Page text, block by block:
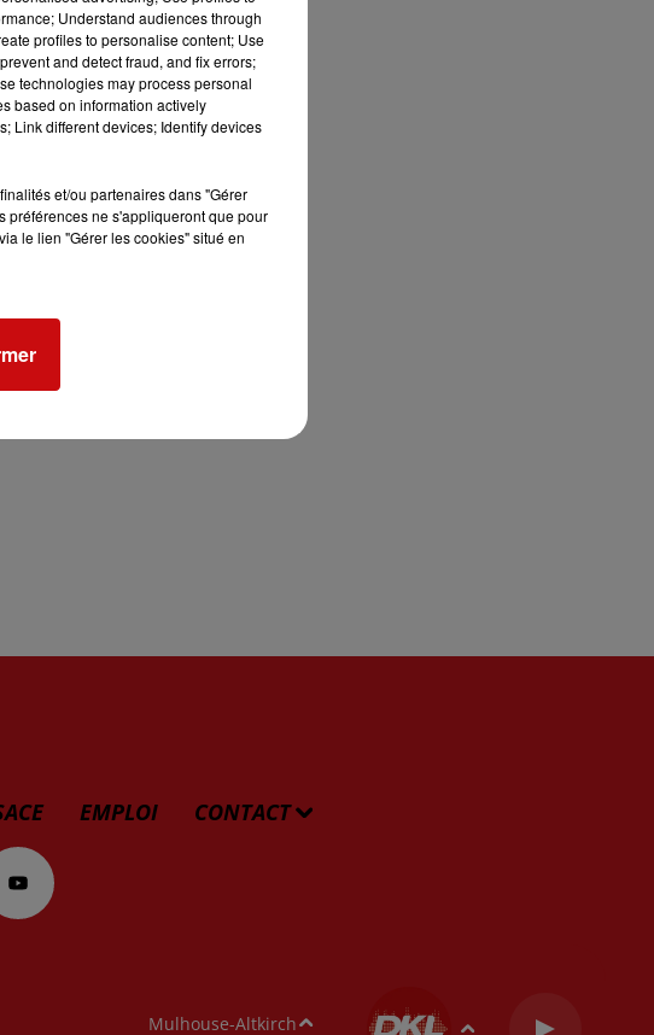
EMPLOI CONTACT
Mulhouse-Altkirch
Understand audiences through
profiles to personalise content; Use
and detect fraud, and fix errors;
technologies may process personal
based on information actively
Link different devices; Identify devices
et/ou partenaires dans "Gérer
préférences ne s'appliqueront que pour
le lien "Gérer les cookies" situé en